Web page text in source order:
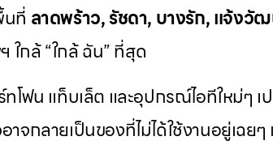
ที่ ลาดพร้าว, รัชดา, บางรัก, แจ้งวั
ใกล้ “ใกล้ ฉัน” ที่สุด
โฟน แท็บเล็ต และอุปกรณ์ไอทีใหม่ๆ
จกลายเป็นของที่ไม่ได้ใช้งานอยู่เฉยๆ